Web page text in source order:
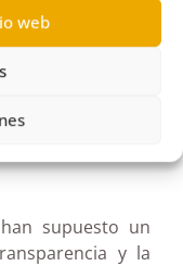
web
Estos
la página 5 del
supuesto un
y la